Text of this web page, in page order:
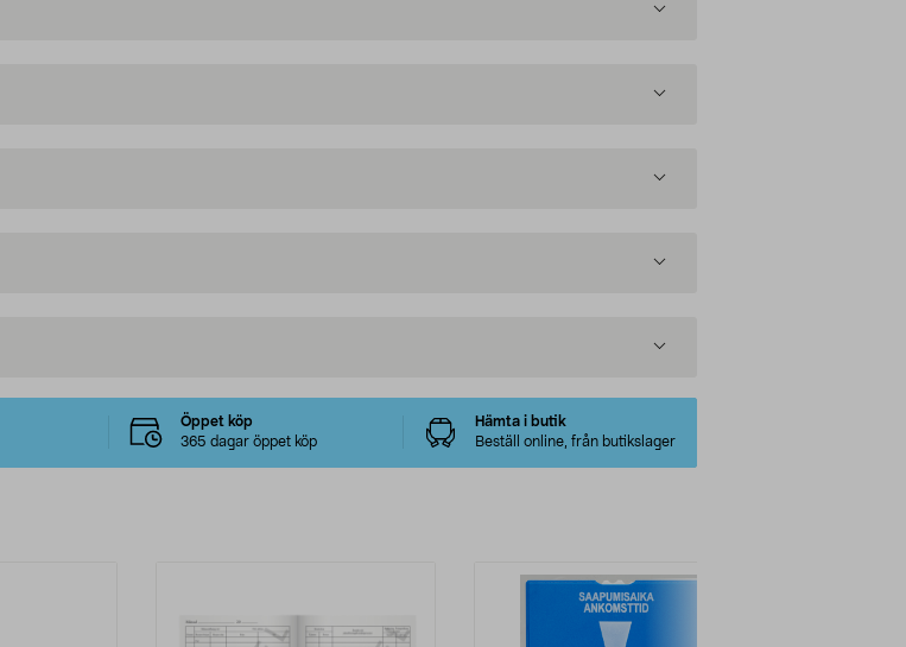
Öppet köp
365 dagar öppet köp
Hämta i butik
Beställ online, från butikslager